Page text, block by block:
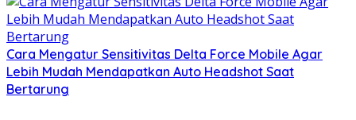
Cara Mengatur Sensitivitas Delta Force Mobile Agar
Lebih Mudah Mendapatkan Auto Headshot Saat
Bertarung